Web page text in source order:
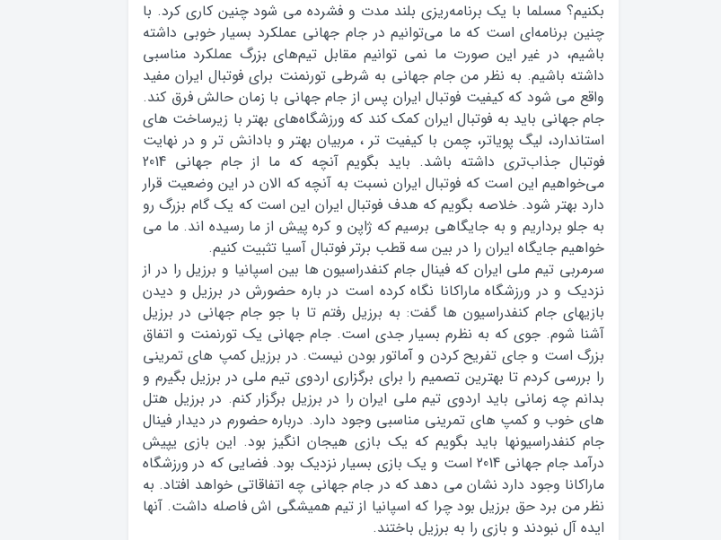
بکنيم؟ مسلما با يک برنامه‌ريزي بلند مدت و فشرده می شود چنین کاری کرد. با
چنين برنامه‌اي است که ما مي‌توانيم در جام جهاني عملکرد بسیار خوبي داشته
باشيم، در غير اين صورت ما نمی توانیم مقابل تيم‌هاي بزرگ عملکرد مناسبی
داشته باشيم. به نظر من جام جهانی به شرطي تورنمنت براي فوتبال ايران مفيد
واقع می شود که کيفيت فوتبال ايران پس از جام جهاني با زمان حالش فرق کند.
جام جهاني بايد به فوتبال ايران کمک کند که ورزشگاه‌هاي بهتر با زیرساخت های
استاندارد، ليگ پوياتر، چمن با کیفیت تر ، مربيان بهتر و بادانش تر و در نهایت
فوتبال جذاب‌تری داشته باشد. باید بگویم آنچه که ما از جام جهاني 2014
مي‌خواهيم اين است که فوتبال ایران نسبت به آنچه که الان در این وضعیت قرار
دارد بهتر شود. خلاصه بگویم که هدف فوتبال ایران اين است که يک گام بزرگ رو
به جلو برداريم و به جایگاهی برسيم که ژاپن و کره پيش از ما رسيده اند. ما می
خواهیم جایگاه ایران را در بین سه قطب برتر فوتبال آسيا تثبیت کنیم.
سرمربی تیم ملی ایران که فینال جام کنفدراسیون ها بین اسپانیا و برزیل را در از
نزدیک و در ورزشگاه ماراکانا نگاه کرده است در باره حضورش در برزیل و دیدن
بازیهای جام کنفدراسیون ها گفت: به برزیل رفتم تا با جو جام جهانی در برزیل
آشنا شوم. جوی که به نظرم بسیار جدی است. جام جهانی یک تورنمنت و اتفاق
بزرگ است و جای تفریح کردن و آماتور بودن نیست. در برزیل کمپ های تمرینی
را بررسی کردم تا بهترین تصمیم را برای برگزاری اردوی تیم ملی در برزیل بگیرم و
بدانم چه زمانی باید اردوی تیم ملی ایران را در برزیل برگزار کنم. در برزیل هتل
های خوب و کمپ های تمرینی مناسبی وجود دارد. درباره حضورم در دیدار فینال
جام کنفدراسیونها باید بگویم که یک بازی هیجان انگیز بود. این بازی یپیش
درآمد جام جهانی 2014 است و یک بازی بسیار نزدیک بود. فضایی که در ورزشگاه
ماراکانا وجود دارد نشان می دهد که در جام جهانی چه اتفاقاتی خواهد افتاد. به
نظر من برد حق برزیل بود چرا که اسپانیا از تیم همیشگی اش فاصله داشت. آنها
ایده آل نبودند و بازی را به برزیل باختند.